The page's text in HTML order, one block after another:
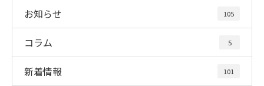
お知らせ 105
コラム 5
新着情報 101